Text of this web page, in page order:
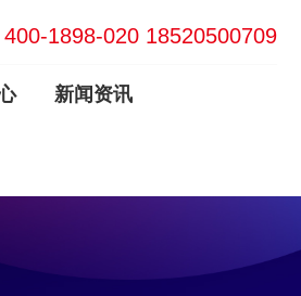
400-1898-020 18520500709
新闻资讯